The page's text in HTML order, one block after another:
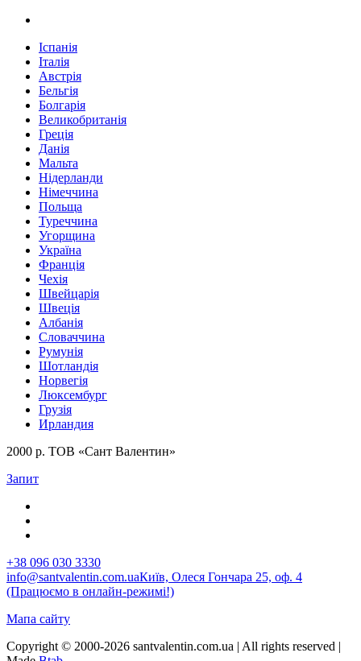
Іспанія
Італія
Австрія
Бельгія
Болгарія
Великобританія
Греція
Данія
Мальта
Нідерланди
Німеччина
Польща
Туреччина
Угорщина
Україна
Франція
Чехія
Швейцарія
Швеція
Албанія
Словаччина
Румунія
Шотландія
Норвегія
Люксембург
Грузія
Ирландия
2000 р. ТОВ «Сант Валентин»
Запит
+38 096 030 3330
info@santvalentin.com.uaКиїв, Олеся Гончара 25, оф. 4
(Працюємо в онлайн-режимі!)
Мапа сайту
Copyright © 2000-2026 santvalentin.com.ua | All rights reserved |